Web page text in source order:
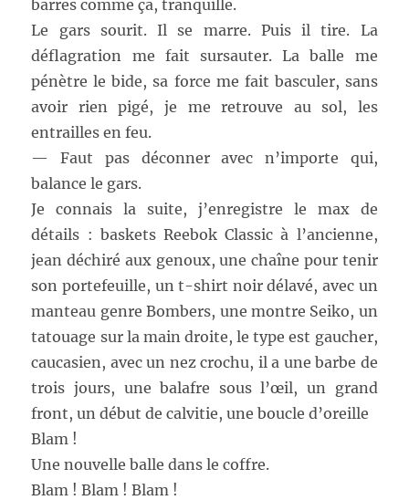
barres comme ça, tranquille.
Le gars sourit. Il se marre. Puis il tire. La
déflagration me fait sursauter. La balle me
pénètre le bide, sa force me fait basculer, sans
avoir rien pigé, je me retrouve au sol, les
entrailles en feu.
— Faut pas déconner avec n’importe qui,
balance le gars.
Je connais la suite, j’enregistre le max de
détails : baskets Reebok Classic à l’ancienne,
jean déchiré aux genoux, une chaîne pour tenir
son portefeuille, un t-shirt noir délavé, avec un
manteau genre Bombers, une montre Seiko, un
tatouage sur la main droite, le type est gaucher,
caucasien, avec un nez crochu, il a une barbe de
trois jours, une balafre sous l’œil, un grand
front, un début de calvitie, une boucle d’oreille
Blam !
Une nouvelle balle dans le coffre.
Blam ! Blam ! Blam !